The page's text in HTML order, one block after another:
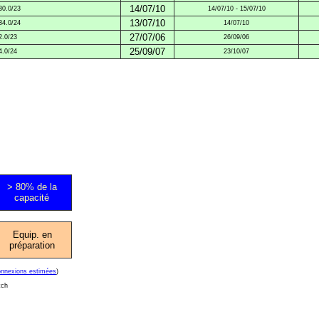
23 14/07/10 14/07/10 - 15/07/10
24 13/07/10 14/07/10
23 27/07/06 26/09/06
24 25/09/07 23/10/07
> 80% de la
capacité
Equip. en
préparation
estimées)